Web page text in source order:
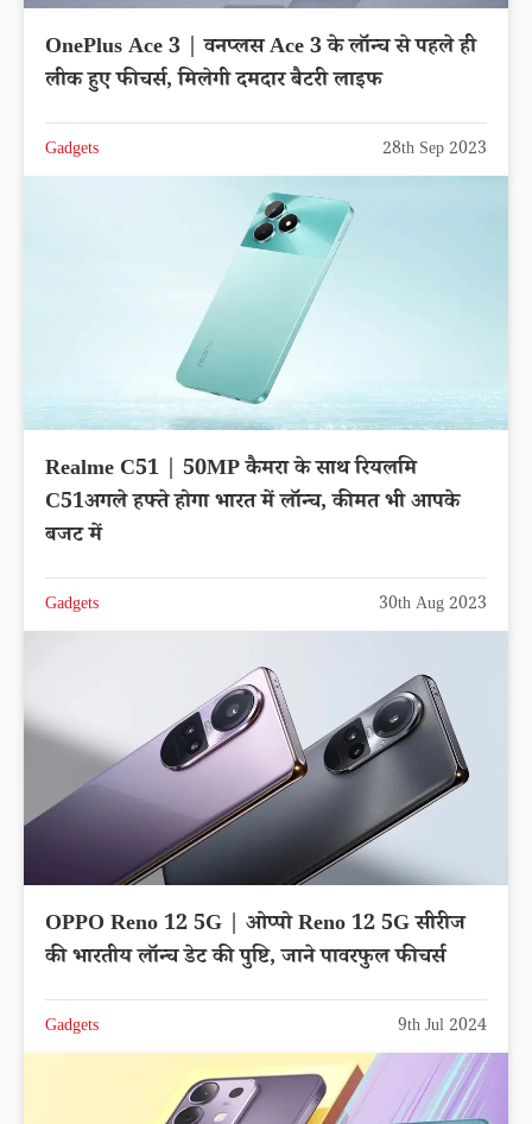
OnePlus Ace 3 | वनप्लस Ace 3 के लॉन्च से पहले ही
लीक हुए फीचर्स, मिलेगी दमदार बैटरी लाइफ
Gadgets 28th Sep 2023
Realme C51 | 50MP कैमरा के साथ रियलमि
C51अगले हफ्ते होगा भारत में लॉन्च, कीमत भी आपके
बजट में
Gadgets 30th Aug 2023
OPPO Reno 12 5G | ओप्पो Reno 12 5G सीरीज
की भारतीय लॉन्च डेट की पुष्टि, जाने पावरफुल फीचर्स
Gadgets 9th Jul 2024